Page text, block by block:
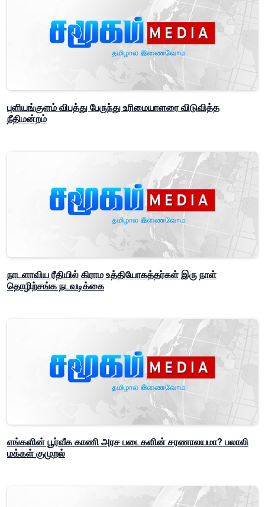
புளியங்குளம் விபத்து பேருந்து உரிமையாளரை விடுவித்த
நீதிமன்றம்
நாடளாவிய ரீதியில் கிராம உத்தியோகத்தர்கள் இரு நாள்
தொழிற்சங்க நடவடிக்கை
எங்களின் பூர்வீக காணி அரச படைகளின் சரணாலயமா? பலாலி
மக்கள் குமுறல்